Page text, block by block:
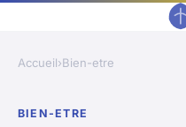
Accueil›Bien-etre
BIEN-ETRE